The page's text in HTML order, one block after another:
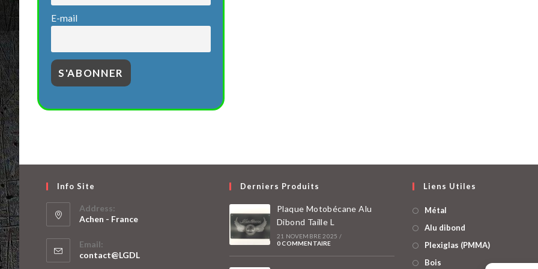
E-mail
Info Site
Address:
Achen - France
dans
un
Email:
contact@LGDL
Derniers Produits
Plaque Motobécane Alu
Dibond Taille L
21 NOVEMBRE 2025 /
0 COMMENTAIRE
Liens Utiles
Métal
Alu dibond
Plexiglas (PMMA)
Bois